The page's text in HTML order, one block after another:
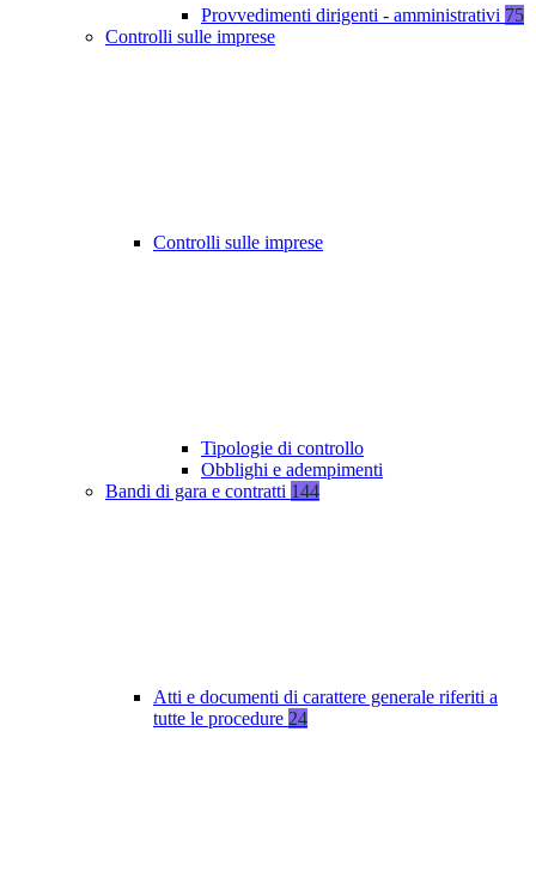
Provvedimenti dirigenti - amministrativi 75
Controlli sulle imprese
Controlli sulle imprese
Tipologie di controllo
Obblighi e adempimenti
Bandi di gara e contratti 144
Atti e documenti di carattere generale riferiti a
tutte le procedure 24